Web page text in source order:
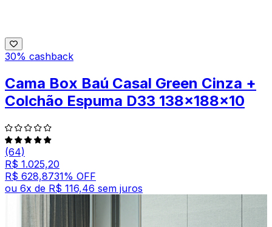
30% cashback
Cama Box Baú Casal Green Cinza +
Colchão Espuma D33 138x188x10
(64)
R$ 1.025,20
R$ 628,8731% OFF
ou 6x de R$ 116,46 sem juros